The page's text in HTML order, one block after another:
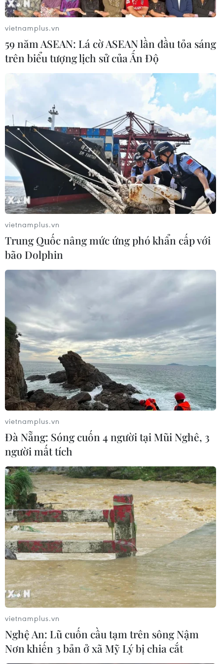
vietnamplus.vn
59 năm ASEAN: Lá cờ ASEAN lần đầu tỏa sáng
trên biểu tượng lịch sử của Ấn Độ
vietnamplus.vn
Trung Quốc nâng mức ứng phó khẩn cấp với
bão Dolphin
vietnamplus.vn
Đà Nẵng: Sóng cuốn 4 người tại Mũi Nghê, 3
người mất tích
vietnamplus.vn
Nghệ An: Lũ cuốn cầu tạm trên sông Nậm
Nơn khiến 3 bản ở xã Mỹ Lý bị chia cắt